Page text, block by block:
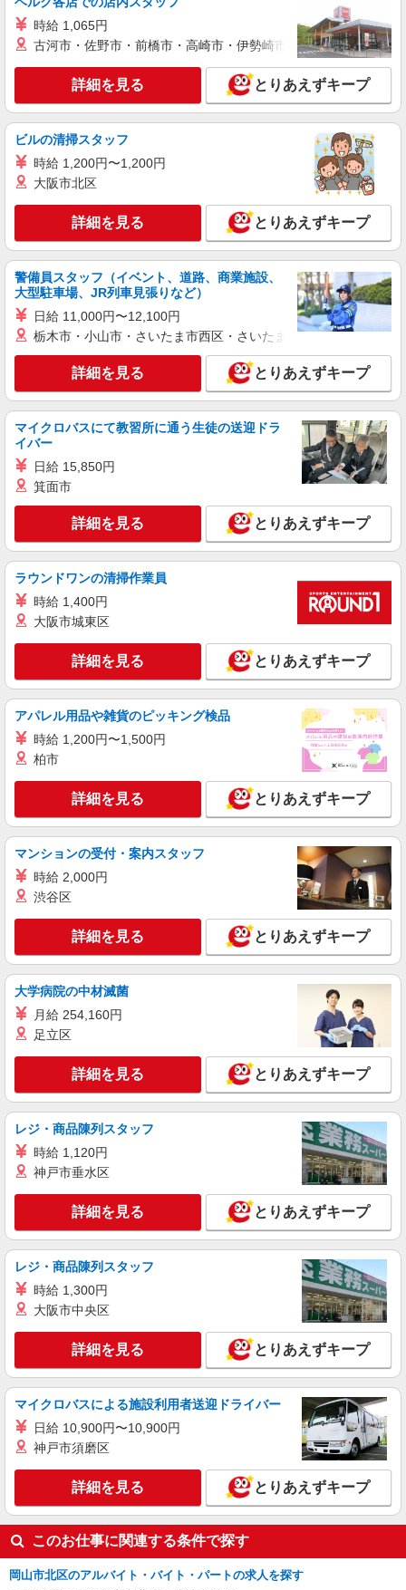
ー＊資格支援あり
時給1350円〜2062円 ＜日払い有/週払い有/交
通費全支給(ガソリン代含む)＞
岡山市北区
キープ 詳細を見る
派遣社員
株式会社kotrio /●OK-H-2021148
<岡山市北区>高時給&シフト柔軟でいいとこ取
り♪サ高住の補助
時給1350円〜2062円 ＜日払い有/週払い有/交
通費全支給(ガソリン代含む)＞
岡山市北区 ≪交通費全額支給！≫
キープ 詳細を見る
株式会社kotrio /●OK-H-1811548
シニア向けマンションで見守り・食事配膳など
＊岡山市北区＊。日払可
時給1450円〜2062円 ＜日払い有/週払い有/交
キープ 詳細を見る
株式会社kotrio /●OK-H-1481404
[ 面接なし ]岡山駅近くの支援員★社会活動の
時給：1450円〜2062円 ＜交通費全額支給（ガ
ソリン代含む）/日払い有＞
岡山市北区
キープ 詳細を見る
派遣社員
株式会社kotrio /●OK-H-1993638
岡山市北区｜サ高住STAFF＊落ち着いた雰囲
気でゆったりお仕事♪
時給1350円〜2062円 ＜日払い有/週払い有/交
詳細を見る
株式会社kotrio /●OK-H-2021177
＜岡山市北区＞デイサービスSTAFF募集≪週3
時給1350円〜2062円 ＜日払い有/週払い有/交
岡山市北区 ≪交通費全額支給！≫
キープ 詳細を見る
派遣社員
株式会社kotrio /●OK-H-1993614
岡山市北区＊グループホームSTAFF＊生活の
サポート業務を担当
時給1350円〜2062円 ＜日払い有/週払い有/交
通費全支給(ガソリン代含む)＞
岡山市北区
キープ 詳細を見る
岡山市北区｜シニア向けマンションで夜勤専従
＊暮らしのお手伝い
時給1350円〜2062円 ＜日払い有/週払い有/交
キープ 詳細を見る
時給 1,065円
古河市・佐野市・前橋市・高崎市・伊勢崎市・太田市・館林市
詳細を見る とりあえずキープ
ビルの清掃スタッフ
時給 1,200円〜1,200円
大阪市北区
詳細を見る とりあえずキープ
警備員スタッフ（イベント、道路、商業施設、
大型駐車場、JR列車見張りなど）
日給 11,000円〜12,100円
栃木市・小山市・さいたま市西区・さいたま市岩槻区・久喜市・
詳細を見る とりあえずキープ
マイクロバスにて教習所に通う生徒の送迎ドラ
イバー
日給 15,850円
箕面市
詳細を見る とりあえずキープ
ラウンドワンの清掃作業員
時給 1,400円
大阪市城東区
詳細を見る とりあえずキープ
アパレル用品や雑貨のピッキング検品
時給 1,200円〜1,500円
柏市
詳細を見る とりあえずキープ
マンションの受付・案内スタッフ
時給 2,000円
渋谷区
詳細を見る とりあえずキープ
大学病院の中材滅菌
月給 254,160円
足立区
詳細を見る とりあえずキープ
レジ・商品陳列スタッフ
時給 1,120円
神戸市垂水区
詳細を見る とりあえずキープ
レジ・商品陳列スタッフ
時給 1,300円
大阪市中央区
詳細を見る とりあえずキープ
マイクロバスによる施設利用者送迎ドライバー
日給 10,900円〜10,900円
神戸市須磨区
詳細を見る とりあえずキープ
このお仕事に関連する条件で探す
岡山市北区のアルバイト・バイト・パートの求人を探す